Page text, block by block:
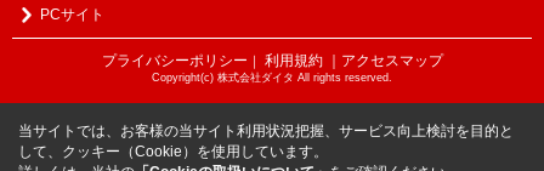
PCサイト
プライバシーポリシー ｜ 利用規約 ｜アクセスマップ
Copyright(c) 株式会社ダイタ All rights reserved.
当サイトでは、お客様の当サイト利用状況把握、サービス向上検討を目的と
して、クッキー（Cookie）を使用しています。